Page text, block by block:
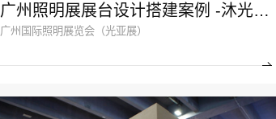
广州照明展展台设计搭建案例 -沐光无主灯
广州国际照明展览会（光亚展）